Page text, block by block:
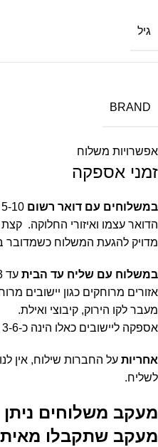
גיל
BRAND
אפשרויות משלוח
זמני אספקה
במשלוחים עם דואר רשום
הדואר עצמו ואיזורי החלוקה.
מדויק להגעת המשלוח כשמדובר
במשלוח עם שליח עד הבית
אזורים מרוחקים כגון יישובים
מעבר לקו הירוק, קיבוצי ואילת.
אספקה ליישובים כאלו הינה כ-3-6 ימי עסקים.
אחריות על החברות שילוח, אין
לשליח.
מעקב משלוחים
מעקב שתקבלו